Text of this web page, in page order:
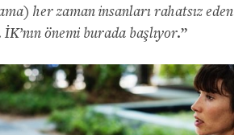
her zaman insanları rahatsız eden
önemi burada başlıyor.”